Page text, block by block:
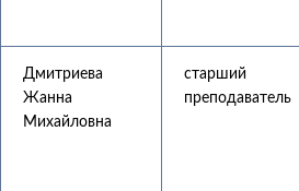
Дмитриева
Жанна
Михайловна
старший
преподаватель